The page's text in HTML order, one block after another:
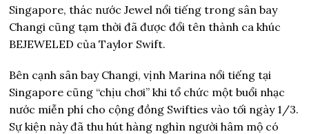
Singapore, thác nước Jewel nổi tiếng trong sân bay
Changi cũng tạm thời đã được đổi tên thành ca khúc
BEJEWELED của Taylor Swift.
Bên cạnh sân bay Changi, vịnh Marina nổi tiếng tại
Singapore cũng “chịu chơi” khi tổ chức một buổi nhạc
nước miễn phí cho cộng đồng Swifties vào tối ngày 1/3.
Sự kiện này đã thu hút hàng nghìn người hâm mộ có